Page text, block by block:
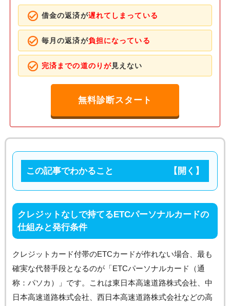
借金の返済が遅れてしまっている
毎月の返済が負担になっている
完済までの道のりが見えない
無料診断スタート
この記事でわかること
クレジットなしで持てるETCパーソナルカードの
仕組みと発行条件
クレジットカード付帯のETCカードが作れない場合、最も
確実な代替手段となるのが「ETCパーソナルカード（通
称：パソカ）」です。これは東日本高速道路株式会社、中
日本高速道路株式会社、西日本高速道路株式会社などの高